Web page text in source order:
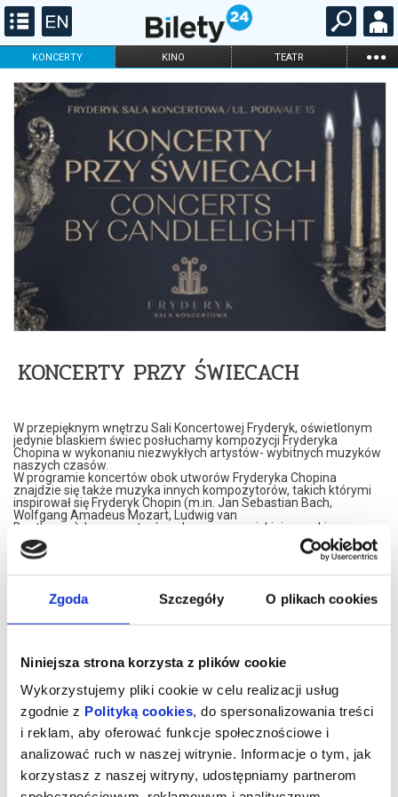
Zgoda Szczegóły O plikach cookies
Niniejsza strona korzysta z plików cookie
Wykorzystujemy pliki cookie w celu realizacji usług
zgodnie z Polityką cookies, do spersonalizowania treści
i reklam, aby oferować funkcje społecznościowe i
analizować ruch w naszej witrynie. Informacje o tym, jak
korzystasz z naszej witryny, udostępniamy partnerom
KONCERTY KINO TEATR ...
FILHARMONIA OPERA I BALET
DLA DZIECI
ONLINE KARNETY
KONCERTY PRZY ŚWIECACH
W przepięknym wnętrzu Sali Koncertowej Fryderyk, oświetlonym
jedynie blaskiem świec posłuchamy kompozycji Fryderyka
Chopina w wykonaniu niezwykłych artystów- wybitnych muzyków
naszych czasów.
W programie koncertów obok utworów Fryderyka Chopina
znajdzie się także muzyka innych kompozytorów, takich którymi
inspirował się Fryderyk Chopin (m.in. Jan Sebastian Bach,
Wolfgang Amadeus Mozart, Ludwig van
Beethoven), kompozytorów z kręgu europejskiej muzyki
romantycznej (m.in. Ferenc Liszt, Józef Elsner, Stanisław
Moniuszko), a także twórców późniejszych.
Koncerty są dwuczęściowym recitalami trwającymi ok. 60
minut, opartymi na popularnej w XIX wieku idei salonowych
W przerwie koncertu poczęstujemy Państwa lampką wina
*******
Bezpieczne zakupy w Bilety24. W przypadku odwołania
wydarzenia, gwarantujemy automatyczny zwrot środków
potwierdzony komunikatem wysyłanym na adres e-mail, podany
podczas zakupu.